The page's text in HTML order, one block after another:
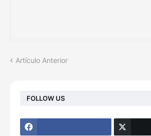
Artículo Anterior
FOLLOW US